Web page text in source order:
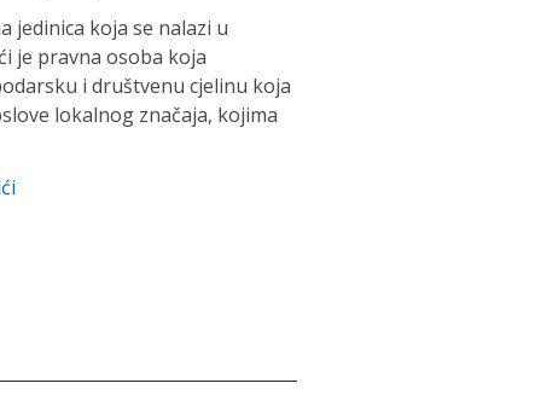
jedinica koja se nalazi u
je pravna osoba koja
i društvenu cjelinu koja
lokalnog značaja, kojima